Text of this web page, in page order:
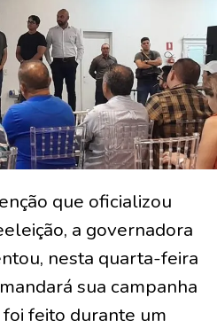
que oficializou
a governadora
nesta quarta-feira
sua campanha
feito durante um